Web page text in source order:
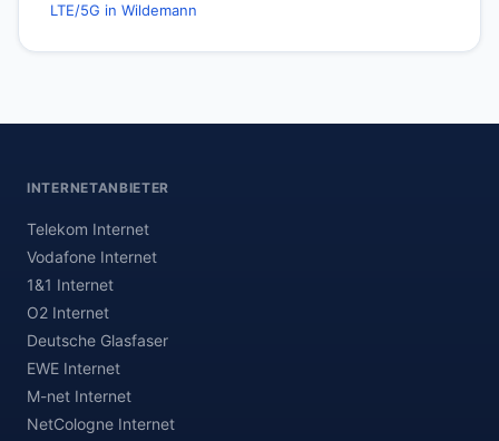
LTE/5G in Wildemann
INTERNETANBIETER
Telekom Internet
Vodafone Internet
1&1 Internet
O2 Internet
Deutsche Glasfaser
EWE Internet
M-net Internet
NetCologne Internet